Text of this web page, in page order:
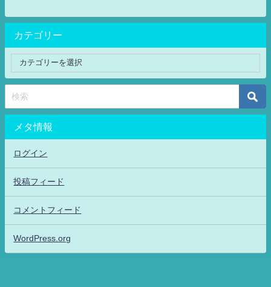
カテゴリー
メタ情報
ログイン
投稿フィード
コメントフィード
WordPress.org